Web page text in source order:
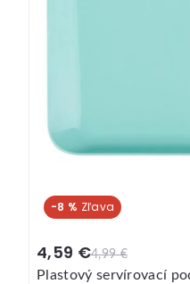
-8 %
4,99 €
4,59 €
Plastový servírovací